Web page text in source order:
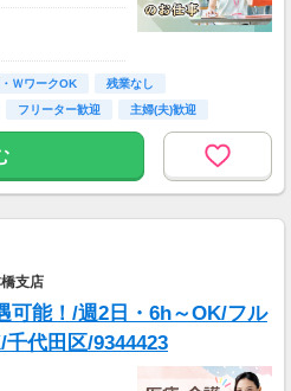
払い
ＷワークOK
残業なし
フリーター歓迎
主婦(夫)歓迎
支店
可能！/週2日・6h～OK/フル
代田区/9344423